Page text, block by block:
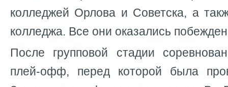
колледжей Орлова и Советска, а
колледжа. Все они оказались
После групповой стадии
плей-офф, перед которой была